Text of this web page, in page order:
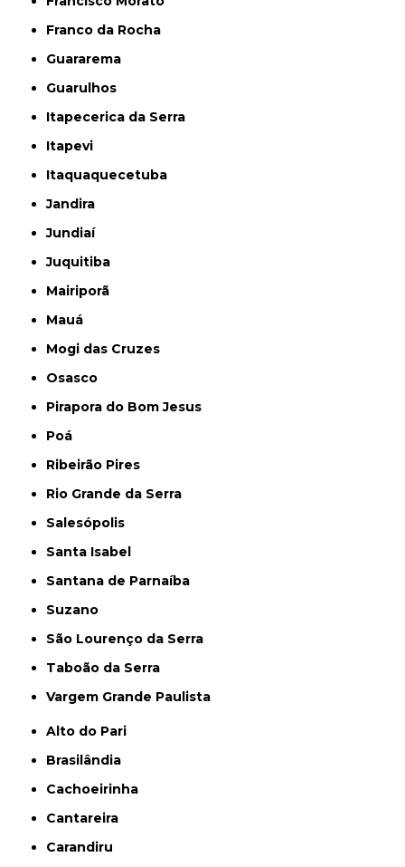
Franco da Rocha
Guararema
Guarulhos
Itapecerica da Serra
Itapevi
Itaquaquecetuba
Jandira
Jundiaí
Juquitiba
Mairiporã
Mauá
Mogi das Cruzes
Osasco
Pirapora do Bom Jesus
Poá
Ribeirão Pires
Rio Grande da Serra
Salesópolis
Santa Isabel
Santana de Parnaíba
Suzano
São Lourenço da Serra
Taboão da Serra
Vargem Grande Paulista
Alto do Pari
Brasilândia
Cachoeirinha
Cantareira
Carandiru